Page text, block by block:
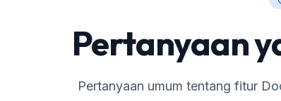
Pertanyaan
Pertanyaan umum tentang fitur